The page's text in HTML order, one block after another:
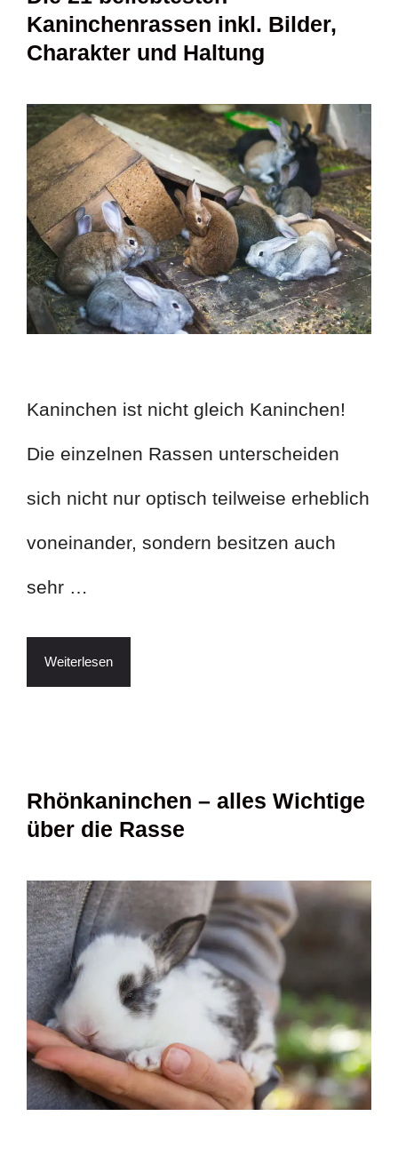
Kaninchenrassen inkl. Bilder,
Charakter und Haltung
Kaninchen ist nicht gleich Kaninchen!
Die einzelnen Rassen unterscheiden
sich nicht nur optisch teilweise erheblich
voneinander, sondern besitzen auch
sehr …
Weiterlesen
Rhönkaninchen – alles Wichtige
über die Rasse